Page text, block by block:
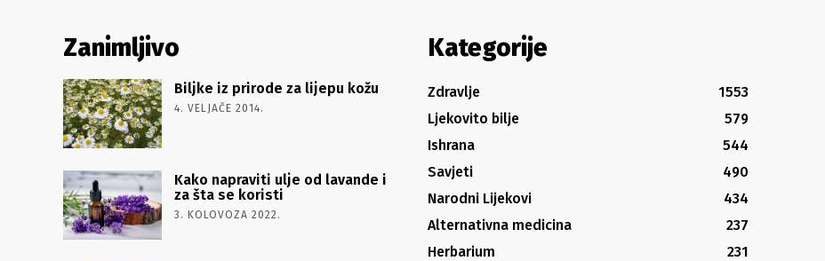
Zanimljivo
Biljke iz prirode za lijepu kožu
4. VELJAČE 2014.
Kako napraviti ulje od lavande i
za šta se koristi
3. KOLOVOZA 2022.
Kategorije
Zdravlje
1553
Ljekovito bilje
579
Ishrana
544
Savjeti
490
Narodni Lijekovi
434
Alternativna medicina
237
Herbarium
231